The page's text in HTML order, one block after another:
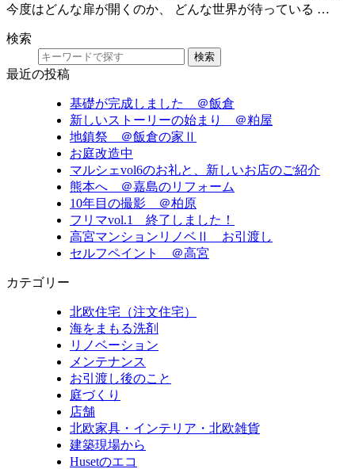
今度はどんな扉が開くのか、 どんな世界が待っている …
検索
検索
最近の投稿
基礎が完成しました ＠飯倉
新しいストーリーの始まり ＠粕屋
地鎮祭 ＠飯倉の家Ⅱ
お庭改造中
マルシェvol6のお礼と、新しいお店のご紹介
熊本へ ＠嘉島のリフォーム
10年目の撮影 ＠柏原
フリマvol.1 終了しました！
高宮マンションリノベⅡ お引渡し
セルフペイント ＠高宮
カテゴリー
北欧住宅（注文住宅）
海をまもる洗剤
リノベーション
メンテナンス
お引渡し後のこと
庭づくり
店舗
北欧家具・インテリア・北欧雑貨
建築現場から
Husetのエコ